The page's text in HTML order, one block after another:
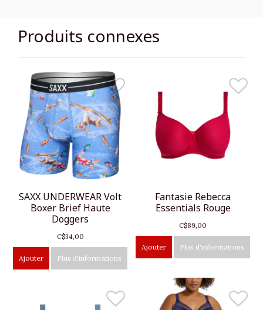
Produits connexes
SAXX UNDERWEAR Volt
Boxer Brief Haute
Doggers
C$34,00
Ajouter Plus d'informations
Fantasie Rebecca
Essentials Rouge
C$89,00
Ajouter Plus d'informations